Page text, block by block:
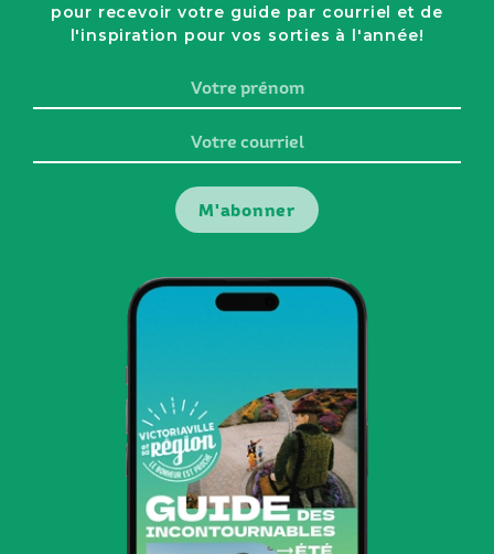
pour recevoir votre guide par courriel et de
l'inspiration pour vos sorties à l'année!
prénom
courriel